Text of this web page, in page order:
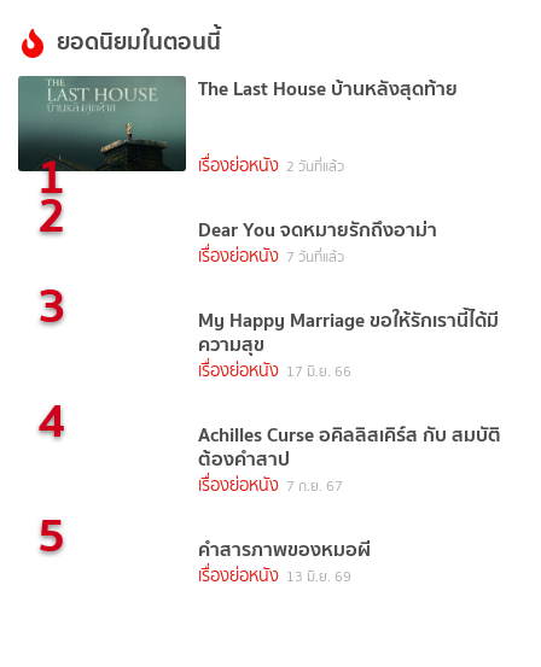
ยอดนิยมในตอนนี้
1
The Last House บ้านหลังสุดท้าย
เรื่องย่อหนัง 2 วันที่แล้ว
2 Dear You จดหมายรักถึงอาม่า
เรื่องย่อหนัง 7 วันที่แล้ว
3 My Happy Marriage ขอให้รักเรานี้ได้มี
ความสุข
เรื่องย่อหนัง 17 มิ.ย. 66
4 Achilles Curse อคิลลิสเคิร์ส กับ สมบัติ
ต้องคำสาป
เรื่องย่อหนัง 7 ก.ย. 67
5 คำสารภาพของหมอผี
เรื่องย่อหนัง 13 มิ.ย. 69